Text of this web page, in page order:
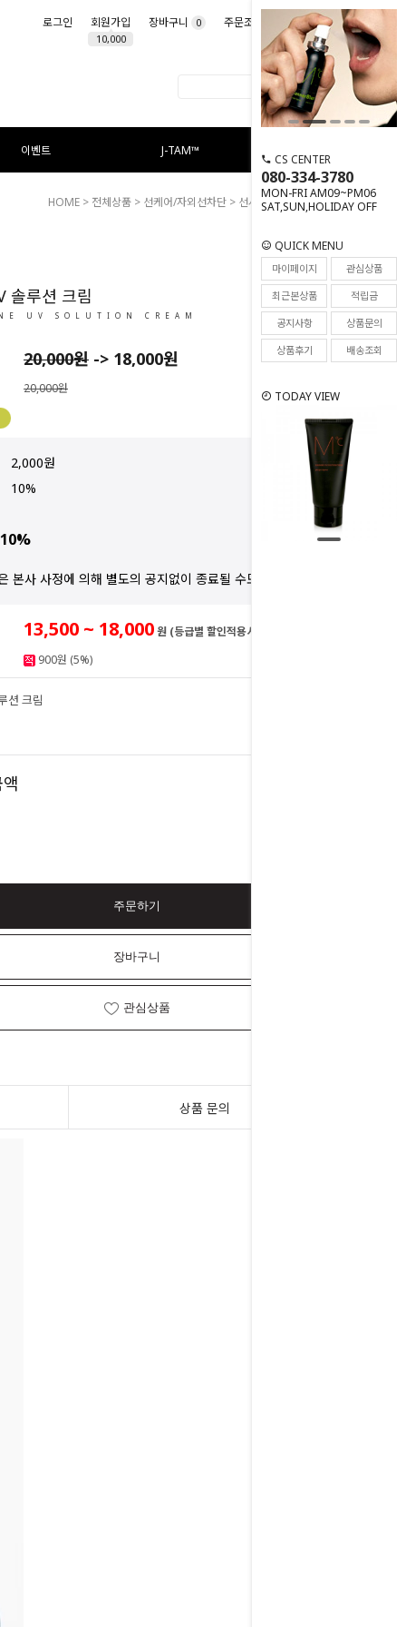
로그인 회원가입
10,000
장바구니 0 주문조회 마이페이지
이벤트 J-TAM™
CS CENTER
080-334-3780
MON-FRI AM09~PM06
SAT,SUN,HOLIDAY OFF
QUICK MENU
마이페이지
관심상품
최근본상품
적립금
공지사항
상품문의
상품후기
배송조회
TODAY VIEW
HOME > 전체상품 > 선케어/자외선차단 > 선샤인 UV 솔루션 크림
136
솔루션 크림
UV SOLUTION CREAM
20,000원 -> 18,000원
20,000원
2,000원
10%
본사 사정에 의해 별도의 공지없이 종료될 수도 있습니다.
13,500 ~ 18,000원 (등급별 할인적용시)
900원 (5%)
션 크림
주문하기
장바구니
관심상품
상품 문의